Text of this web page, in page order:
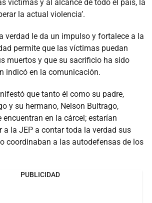
víctimas y al alcance de todo el país, la
la actual violencia’.
verdad le da un impulso y fortalece a la
permite que las víctimas puedan
muertos y que su sacrificio ha sido
indicó en la comunicación.
que tanto él como su padre,
y su hermano, Nelson Buitrago,
en la cárcel; estarían
a la JEP a contar toda la verdad sus
coordinaban a las autodefensas de los
PUBLICIDAD